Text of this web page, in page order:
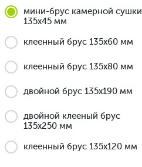
мини-брус камерной сушки
135x45 мм
клеенный брус 135x60 мм
клеенный брус 135x80 мм
двойной брус 135x190 мм
двойной клееный брус
135x250 мм
клеенный брус 135x120 мм